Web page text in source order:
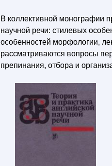
В коллективной монографии
научной речи: стилевых
особенностей морфологии,
рассматриваются вопросы
препинания, отбора и